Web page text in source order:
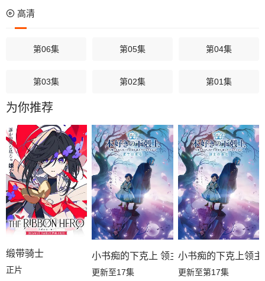
高清
第06集 第05集 第04集
第03集 第02集 第01集
为你推荐
缎带骑士
正片
小书痴的下克上 领主的养女
更新至17集
小书痴的下克上领
更新至第17集